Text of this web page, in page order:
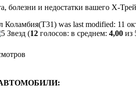
болезни и недостатки вашего Х-
Коламбия(T31) was last modified: 11
(12 голосов: в среднем: 4,00 из